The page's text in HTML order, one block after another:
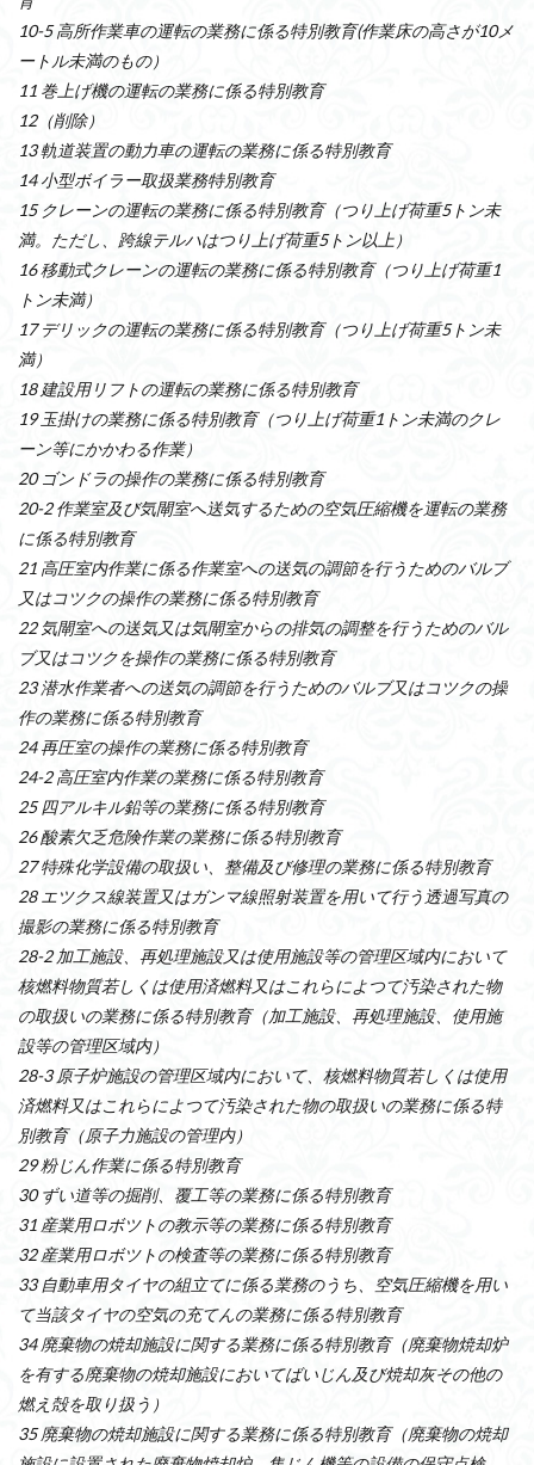
10-5 高所作業車の運転の業務に係る特別教育(作業床の高さが10メ
ートル未満のもの）
11 巻上げ機の運転の業務に係る特別教育
12（削除）
13 軌道装置の動力車の運転の業務に係る特別教育
14 小型ボイラー取扱業務特別教育
15 クレーンの運転の業務に係る特別教育（つり上げ荷重5トン未
満。ただし、跨線テルハはつり上げ荷重5トン以上）
16 移動式クレーンの運転の業務に係る特別教育（つり上げ荷重1
トン未満）
17 デリックの運転の業務に係る特別教育（つり上げ荷重5トン未
満）
18 建設用リフトの運転の業務に係る特別教育
19 玉掛けの業務に係る特別教育（つり上げ荷重1トン未満のクレ
ーン等にかかわる作業）
20 ゴンドラの操作の業務に係る特別教育
20-2 作業室及び気閘室へ送気するための空気圧縮機を運転の業務
に係る特別教育
21 高圧室内作業に係る作業室への送気の調節を行うためのバルブ
又はコツクの操作の業務に係る特別教育
22 気閘室への送気又は気閘室からの排気の調整を行うためのバル
ブ又はコツクを操作の業務に係る特別教育
23 潜水作業者への送気の調節を行うためのバルブ又はコツクの操
作の業務に係る特別教育
24 再圧室の操作の業務に係る特別教育
24-2 高圧室内作業の業務に係る特別教育
25 四アルキル鉛等の業務に係る特別教育
26 酸素欠乏危険作業の業務に係る特別教育
27 特殊化学設備の取扱い、整備及び修理の業務に係る特別教育
28 エツクス線装置又はガンマ線照射装置を用いて行う透過写真の
撮影の業務に係る特別教育
28-2 加工施設、再処理施設又は使用施設等の管理区域内において
核燃料物質若しくは使用済燃料又はこれらによつて汚染された物
の取扱いの業務に係る特別教育（加工施設、再処理施設、使用施
設等の管理区域内）
28-3 原子炉施設の管理区域内において、核燃料物質若しくは使用
済燃料又はこれらによつて汚染された物の取扱いの業務に係る特
別教育（原子力施設の管理内）
29 粉じん作業に係る特別教育
30 ずい道等の掘削、覆工等の業務に係る特別教育
31 産業用ロボツトの教示等の業務に係る特別教育
32 産業用ロボツトの検査等の業務に係る特別教育
33 自動車用タイヤの組立てに係る業務のうち、空気圧縮機を用い
て当該タイヤの空気の充てんの業務に係る特別教育
34 廃棄物の焼却施設に関する業務に係る特別教育（廃棄物焼却炉
を有する廃棄物の焼却施設においてばいじん及び焼却灰その他の
燃え殻を取り扱う）
35 廃棄物の焼却施設に関する業務に係る特別教育（廃棄物の焼却